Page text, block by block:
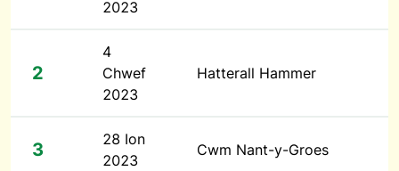
2023
2
4
Chwef
2023
Hatterall Hammer
3
28 Ion
2023
Cwm Nant-y-Groes